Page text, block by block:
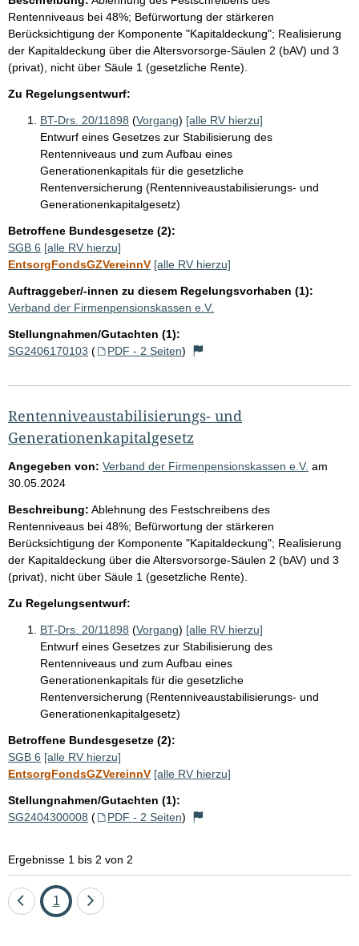
s
e
p
r
o
Rentenniveaus bei 48%; Befürwortung der stärkeren
Berücksichtigung der Komponente "Kapitaldeckung"; Realisierung
der Kapitaldeckung über die Altersvorsorge-Säulen 2 (bAV) und 3
(privat), nicht über Säule 1 (gesetzliche Rente).
Zu Regelungsentwurf:
BT-Drs. 20/11898 (Vorgang) [alle RV hierzu]
Entwurf eines Gesetzes zur Stabilisierung des
Rentenniveaus und zum Aufbau eines
Generationenkapitals für die gesetzliche
Rentenversicherung (Rentenniveaustabilisierungs- und
Generationenkapitalgesetz)
Betroffene Bundesgesetze (2):
SGB 6 [alle RV hierzu]
EntsorgFondsGZVereinnV [alle RV hierzu]
Auftraggeber/-innen zu diesem Regelungsvorhaben (1):
Verband der Firmenpensionskassen e.V.
Stellungnahmen/Gutachten (1):
SG2406170103 ( PDF - 2 Seiten)
Rentenniveaustabilisierungs- und
Generationenkapitalgesetz
Angegeben von: Verband der Firmenpensionskassen e.V. am
30.05.2024
Beschreibung: Ablehnung des Festschreibens des
Rentenniveaus bei 48%; Befürwortung der stärkeren
Berücksichtigung der Komponente "Kapitaldeckung"; Realisierung
der Kapitaldeckung über die Altersvorsorge-Säulen 2 (bAV) und 3
(privat), nicht über Säule 1 (gesetzliche Rente).
Zu Regelungsentwurf:
BT-Drs. 20/11898 (Vorgang) [alle RV hierzu]
Entwurf eines Gesetzes zur Stabilisierung des
Rentenniveaus und zum Aufbau eines
Generationenkapitals für die gesetzliche
Rentenversicherung (Rentenniveaustabilisierungs- und
Generationenkapitalgesetz)
Betroffene Bundesgesetze (2):
SGB 6 [alle RV hierzu]
EntsorgFondsGZVereinnV [alle RV hierzu]
Stellungnahmen/Gutachten (1):
SG2404300008 ( PDF - 2 Seiten)
Ergebnisse 1 bis 2 von 2
EineSeite
1
Eine